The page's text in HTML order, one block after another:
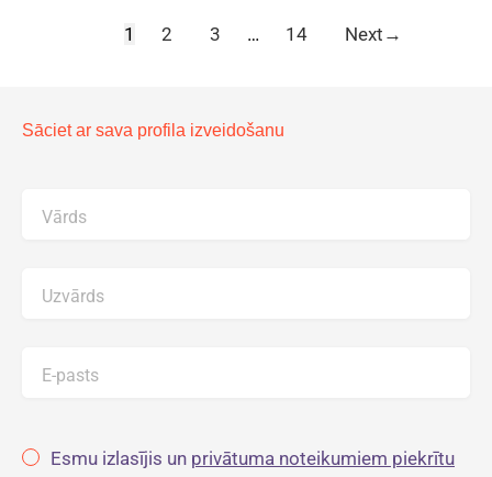
1 2 3 … 14 Next →
Sāciet ar sava profila izveidošanu
Vārds
Uzvārds
E-pasts
Esmu izlasījis un privātuma noteikumiem piekrītu